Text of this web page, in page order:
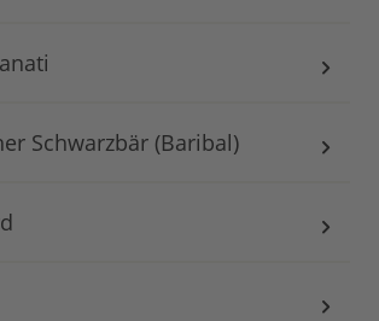
Schwarzbär (Baribal)